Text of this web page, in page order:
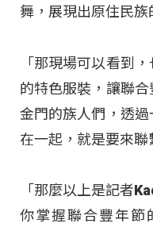
舞，展現出原住民族
「那現場可以看到
的特色服裝，讓聯
金門的族人們，透
在一起，就是要來聯
「那麼以上是記者
你掌握聯合豐年節